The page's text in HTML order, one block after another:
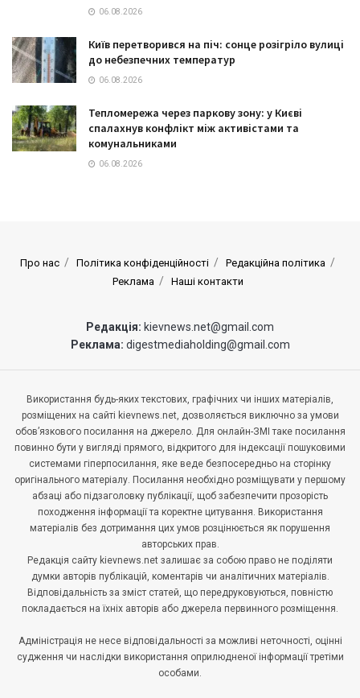
06.08.2026
Київ перетворився на піч: сонце розігріло вулиці
до небезпечних температур
06.08.2026
Тепломережа через паркову зону: у Києві
спалахнув конфлікт між активістами та
комунальниками
06.08.2026
Про нас Політика конфіденційності
Редакційна політика
Реклама
Наші контакти
Редакція: kievnews.net@gmail.com
Реклама: digestmediaholding@gmail.com
Використання будь-яких текстових, графічних чи інших матеріалів,
розміщених на сайті kievnews.net, дозволяється виключно за умови
обов’язкового посилання на джерело. Для онлайн-ЗМІ таке посилання
повинно бути у вигляді прямого, відкритого для індексації пошуковими
системами гіперпосилання, яке веде безпосередньо на сторінку
оригінального матеріалу. Посилання необхідно розміщувати у першому
абзаці або підзаголовку публікації, щоб забезпечити прозорість
походження інформації та коректне цитування. Використання
матеріалів без дотримання цих умов розцінюється як порушення
авторських прав.
Редакція сайту kievnews.net залишає за собою право не поділяти
думки авторів публікацій, коментарів чи аналітичних матеріалів.
Відповідальність за зміст статей, що передруковуються, повністю
покладається на їхніх авторів або джерела первинного розміщення.
Адміністрація не несе відповідальності за можливі неточності, оцінні
судження чи наслідки використання оприлюдненої інформації третіми
особами.